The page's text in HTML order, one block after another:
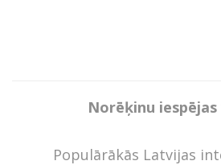
Norēķinu
Populārākās Latvijas